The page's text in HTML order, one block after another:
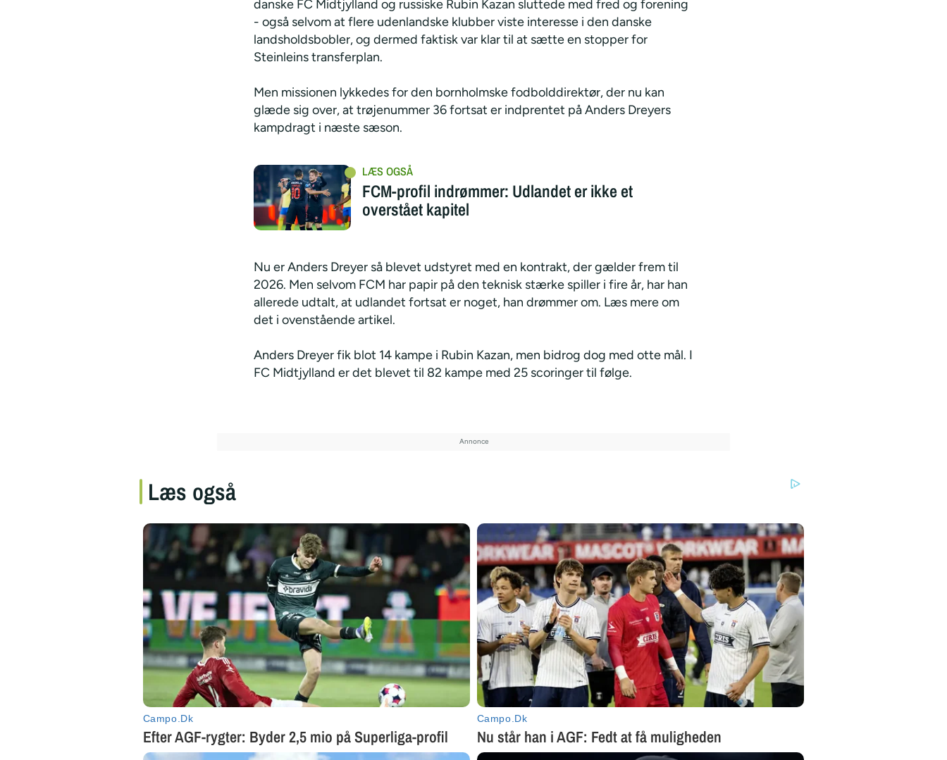
danske FC Midtjylland og russiske Rubin Kazan sluttede med fred og forening
- også selvom at flere udenlandske klubber viste interesse i den danske
landsholdsbobler, og dermed faktisk var klar til at sætte en stopper for
Steinleins transferplan.
Men missionen lykkedes for den bornholmske fodbolddirektør, der nu kan
glæde sig over, at trøjenummer 36 fortsat er indprentet på Anders Dreyers
kampdragt i næste sæson.
FCM-profil indrømmer: Udlandet er ikke et
overstået kapitel
Nu er Anders Dreyer så blevet udstyret med en kontrakt, der gælder frem til
2026. Men selvom FCM har papir på den teknisk stærke spiller i fire år, har han
allerede udtalt, at udlandet fortsat er noget, han drømmer om. Læs mere om
det i ovenstående artikel.
Anders Dreyer fik blot 14 kampe i Rubin Kazan, men bidrog dog med otte mål. I
FC Midtjylland er det blevet til 82 kampe med 25 scoringer til følge.